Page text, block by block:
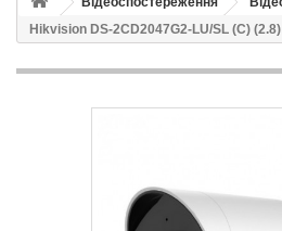
Hikvision DS-2CD2047G2-LU/SL (C) (2.8)